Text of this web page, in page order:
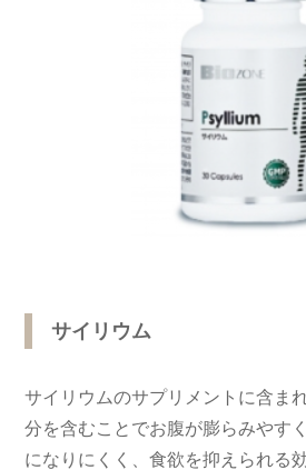
サイリウム
サイリウムのサプリメントに含ま
分を含むことでお腹が膨らみやす
になりにくく、食欲を抑えられる